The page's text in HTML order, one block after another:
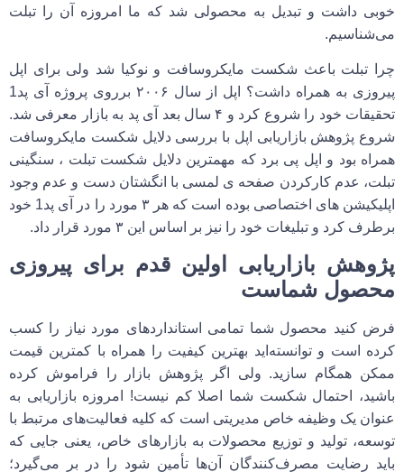
خوبی داشت و تبدیل به محصولی شد که ما امروزه آن را تبلت
می‌شناسیم.
چرا تبلت باعث شکست مایکروسافت و نوکیا شد ولی برای اپل
پیروزی به همراه داشت؟ اپل از سال ۲۰۰۶ برروی پروژه آی پد1
تحقیقات خود را شروع کرد و ۴ سال بعد آی پد به بازار معرفی شد.
شروع پژوهش بازاریابی اپل با بررسی دلایل شکست مایکروسافت
همراه بود و اپل پی برد که مهمترین دلایل شکست تبلت ، سنگینی
تبلت، عدم کارکردن صفحه ی لمسی با انگشتان دست و عدم وجود
اپلیکیشن های اختصاصی بوده است که هر ۳ مورد را در آی پد1 خود
برطرف کرد و تبلیغات خود را نیز بر اساس این ۳ مورد قرار داد.
پژوهش بازاریابی اولین قدم برای پیروزی
محصول شماست
فرض کنید محصول شما تمامی استانداردهای مورد نیاز را کسب
کرده است و توانسته‌اید بهترین کیفیت را همراه با کمترین قیمت
ممکن همگام سازید. ولی اگر پژوهش بازار را فراموش کرده
باشید، احتمال شکست شما اصلا کم نیست! امروزه بازاریابی به
عنوان یک وظیفه خاص مدیریتی است که کلیه فعالیت‌های مرتبط با
توسعه، تولید و توزیع محصولات به بازارهای خاص، یعنی جایی که
باید رضایت مصرف‌کنندگان آن‌ها تأمین شود را در بر می‌گیرد؛